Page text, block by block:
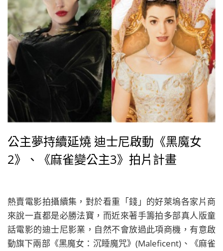
公主夢持續延燒 迪士尼啟動《黑魔女
2》、《麻雀變公主3》拍片計畫
熱賣電影拍攝續集，對於看重「錢」的好萊塢各家片商
來說一直都是必勝法寶，而近來著手籌拍多部真人版童
話電影的迪士尼影業，自然不會放過此項商機，有意啟
動旗下兩部《黑魔女：沉睡魔咒》(Maleficent)、《麻雀